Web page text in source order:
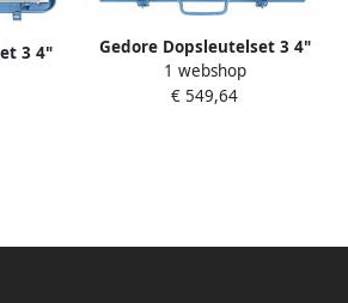
3 4"
Gedore Dopsleutelset 3 4"
16-dlg. 6281150
1 webshop
€ 549,64